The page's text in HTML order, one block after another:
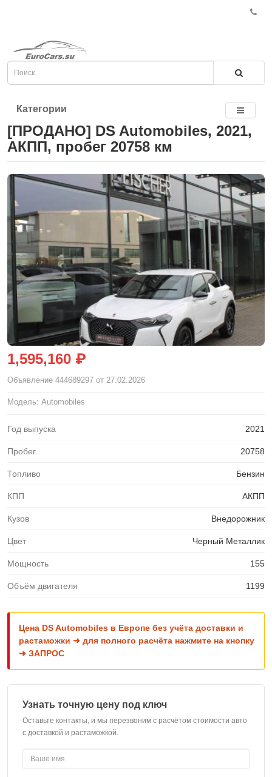
Категории
[ПРОДАНО] DS Automobiles, 2021,
АКПП, пробег 20758 км
1,595,160 ₽
Объявление 444689297 от 27.02.2026
Модель: Automobiles
Год выпуска 2021
Пробег 20758
Топливо Бензин
КПП АКПП
Кузов Внедорожник
Цвет Черный Металлик
Мощность 155
Объём двигателя 1199
Цена DS Automobiles в Европе без учёта доставки и
растаможки ➜ для полного расчёта нажмите на кнопку
➜ ЗАПРОС
Узнать точную цену под ключ
Оставьте контакты, и мы перезвоним с расчётом стоимости авто
с доставкой и растаможкой.